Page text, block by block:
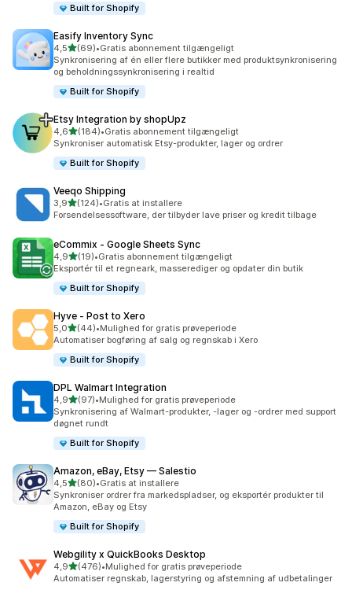
Built for Shopify
Easify Inventory Sync
4,5ud af 5 stjerner
(69)
69 anmeldelser i alt
•Gratis abonnement tilgængeligt
Synkronisering af én eller flere butikker med produktsynkronisering
og beholdningssynkronisering i realtid
Built for Shopify
Etsy Integration by shopUpz
4,6ud af 5 stjerner
(184)
184 anmeldelser i alt
•Gratis abonnement tilgængeligt
Synkroniser automatisk Etsy-produkter, lager og ordrer
Built for Shopify
Veeqo Shipping
3,9ud af 5 stjerner
(124)
124 anmeldelser i alt
•Gratis at installere
Forsendelsessoftware, der tilbyder lave priser og kredit tilbage
eCommix ‑ Google Sheets Sync
4,9ud af 5 stjerner
(19)
19 anmeldelser i alt
•Gratis abonnement tilgængeligt
Eksportér til et regneark, masserediger og opdater din butik
Built for Shopify
Hyve ‑ Post to Xero
5,0ud af 5 stjerner
(44)
44 anmeldelser i alt
•Mulighed for gratis prøveperiode
Automatiser bogføring af salg og regnskab i Xero
Built for Shopify
DPL Walmart Integration
4,9ud af 5 stjerner
(97)
97 anmeldelser i alt
•Mulighed for gratis prøveperiode
Synkronisering af Walmart-produkter, -lager og -ordrer med support
døgnet rundt
Built for Shopify
Amazon, eBay, Etsy — Salestio
4,5ud af 5 stjerner
(80)
80 anmeldelser i alt
•Gratis at installere
Synkroniser ordrer fra markedspladser, og eksportér produkter til
Amazon, eBay og Etsy
Built for Shopify
Webgility x QuickBooks Desktop
4,9ud af 5 stjerner
(476)
476 anmeldelser i alt
•Mulighed for gratis prøveperiode
Automatiser regnskab, lagerstyring og afstemning af udbetalinger